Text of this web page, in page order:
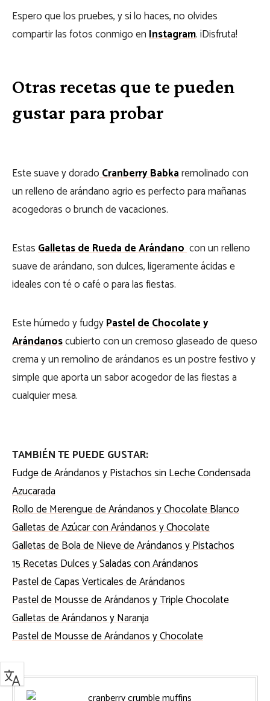
Espero que los pruebes, y si lo haces, no olvides
compartir las fotos conmigo enInstagram. ¡Disfruta!
Otras recetas que te pueden
gustar para probar
Este suave y doradoCranberry Babkaremolinado con
un relleno de arándano agrio es perfecto para mañanas
acogedoras o brunch de vacaciones.
EstasGalletas de Rueda de Arándanocon un relleno
suave de arándano, son dulces, ligeramente ácidas e
ideales con té o café o para las fiestas.
Este húmedo y fudgyPastel de Chocolate y
Arándanoscubierto con un cremoso glaseado de queso
crema y un remolino de arándanos es un postre festivo y
simple que aporta un sabor acogedor de las fiestas a
cualquier mesa.
TAMBIÉN TE PUEDE GUSTAR:
Fudge de Arándanos y Pistachos sin Leche Condensada
Azucarada
Rollo de Merengue de Arándanos y Chocolate Blanco
Galletas de Azúcar con Arándanos y Chocolate
Galletas de Bola de Nieve de Arándanos y Pistachos
15 Recetas Dulces y Saladas con Arándanos
Pastel de Capas Verticales de Arándanos
Pastel de Mousse de Arándanos y Triple Chocolate
Galletas de Arándanos y Naranja
Pastel de Mousse de Arándanos y Chocolate